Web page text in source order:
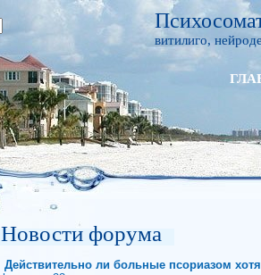
витилиго,
Новости форума
Действительно ли больные псориазом